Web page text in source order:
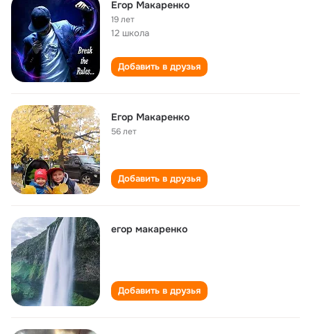
Егор Макаренко
19 лет
12 школа
Добавить в друзья
Егор Макаренко
56 лет
Добавить в друзья
егор макаренко
Добавить в друзья